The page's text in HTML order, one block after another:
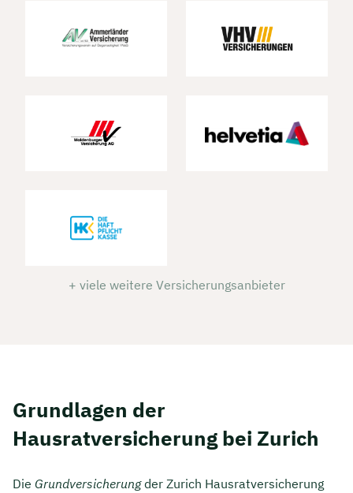
+ viele weitere Versicherungsanbieter
Grundlagen der
Hausratversicherung bei Zurich
Die Grundversicherungder Zurich Hausratversicherung